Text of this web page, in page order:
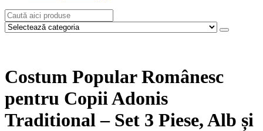
Costum Popular Românesc
pentru Copii Adonis
Traditional – Set 3 Piese, Alb și